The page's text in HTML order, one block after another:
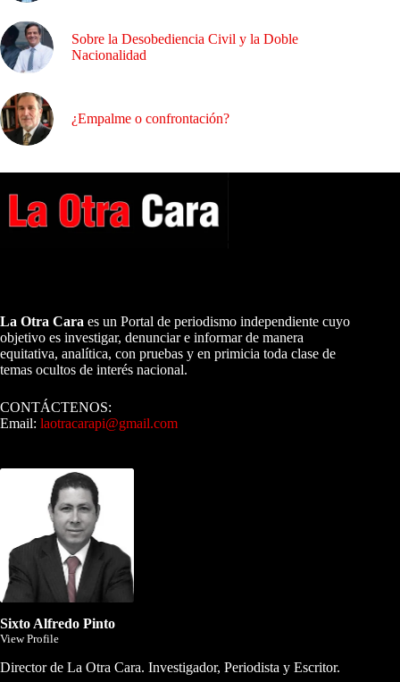
Sobre la Desobediencia Civil y la Doble
Nacionalidad
¿Empalme o confrontación?
La Otra Cara es un Portal de periodismo independiente cuyo
objetivo es investigar, denunciar e informar de manera
equitativa, analítica, con pruebas y en primicia toda clase de
temas ocultos de interés nacional.
CONTÁCTENOS:
Email: laotracarapi@gmail.com
Sixto Alfredo Pinto
View Profile
Director de La Otra Cara. Investigador, Periodista y Escritor.